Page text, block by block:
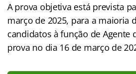
A prova objetiva está prevista
março de 2025, para a maioria
candidatos à função de Agente
prova no dia 16 de março de